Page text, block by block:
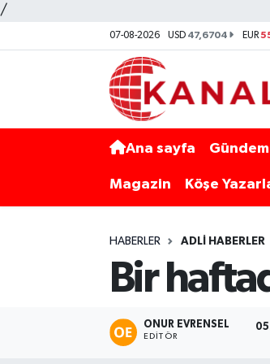
/
07-08-2026 USD 47,6704 EUR
Ana sayfa Gündem
Magazin Köşe
HABERLER ADLI HABERLER
Bir
ONUR EVRENSEL
EDITÖR